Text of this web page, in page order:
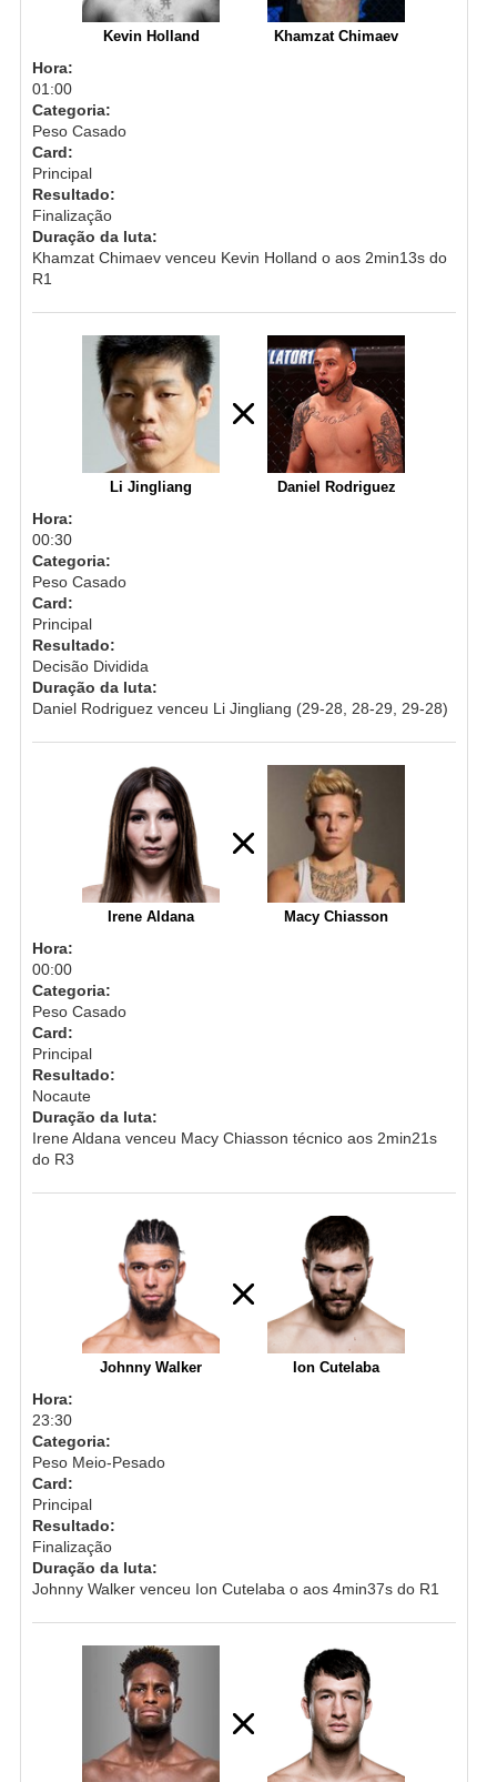
Kevin Holland Khamzat Chimaev
Hora:
01:00
Categoria:
Peso Casado
Card:
Principal
Resultado:
Finalização
Duração da luta:
Khamzat Chimaev venceu Kevin Holland o aos 2min13s do
R1
Li Jingliang Daniel Rodriguez
Hora:
00:30
Categoria:
Peso Casado
Card:
Principal
Resultado:
Decisão Dividida
Duração da luta:
Daniel Rodriguez venceu Li Jingliang (29-28, 28-29, 29-28)
Irene Aldana Macy Chiasson
Hora:
00:00
Categoria:
Peso Casado
Card:
Principal
Resultado:
Nocaute
Duração da luta:
Irene Aldana venceu Macy Chiasson técnico aos 2min21s
do R3
Johnny Walker Ion Cutelaba
Hora:
23:30
Categoria:
Peso Meio-Pesado
Card:
Principal
Resultado:
Finalização
Duração da luta:
Johnny Walker venceu Ion Cutelaba o aos 4min37s do R1